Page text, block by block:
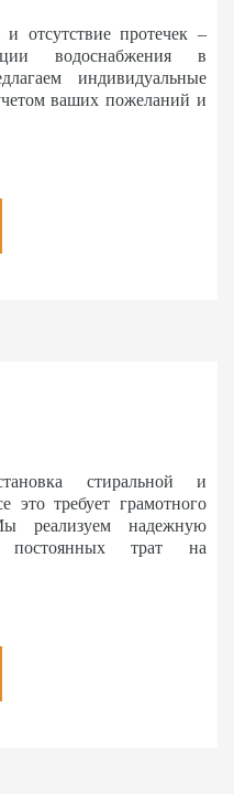
отсутствие протечек –
водоснабжения в
индивидуальные
ваших пожеланий и
стиральной и
требует грамотного
реализуем надежную
трат на